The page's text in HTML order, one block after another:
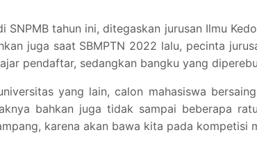
SNPMB tahun ini, ditegaskan jurusan Ilmu
juga saat SBMPTN 2022 lalu, pecinta
pendaftar, sedangkan bangku yang
yang lain, calon mahasiswa
bahkan juga tidak sampai beberapa
karena akan bawa kita pada kompetisi